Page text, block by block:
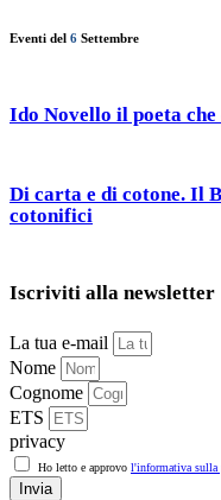
Eventi del 6 Settembre
Ido Novello il poeta
Di carta e di cotone. Il
cotonifici
Iscriviti alla newsletter
La tua e-mail
Nome
Cognome
ETS
privacy
Ho letto e approvo l'informativa sulla
Invia